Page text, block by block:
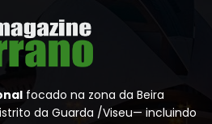
focado na zona da Beira
da Guarda /Viseu— incluindo